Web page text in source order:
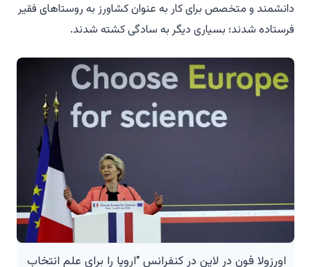
دانشمند و متخصص برای کار به عنوان کشاورز به روستاهای فقیر
فرستاده شدند؛ بسیاری دیگر به سادگی کشته شدند.
اورزولا فون در لاین در کنفرانس "اروپا را برای علم انتخاب